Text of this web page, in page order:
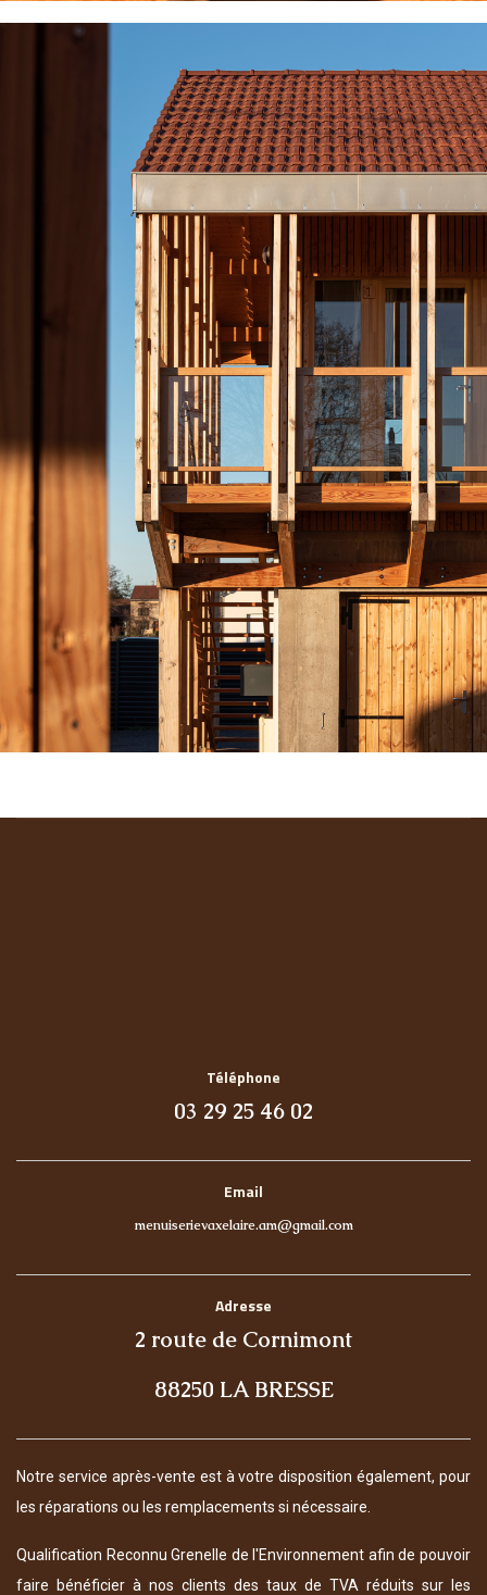
Téléphone
03 29 25 46 02
Email
menuiserievaxelaire.am@gmail.com
Adresse
2 route de Cornimont
88250 LA BRESSE
Notre service après-vente est à votre disposition également, pour
les réparations ou les remplacements si nécessaire.
Qualification Reconnu Grenelle de l'Environnement afin de pouvoir
faire bénéficier à nos clients des taux de TVA réduits sur les